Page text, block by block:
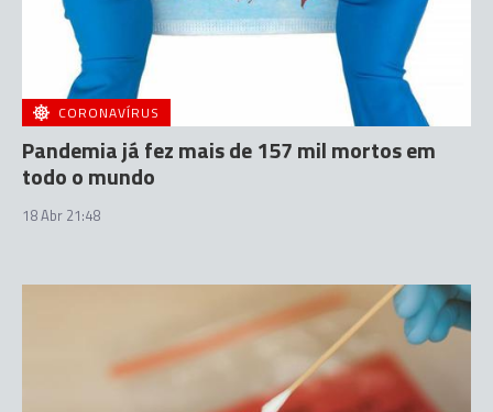
CORONAVÍRUS
Pandemia já fez mais de 157 mil mortos em
todo o mundo
18 Abr 21:48